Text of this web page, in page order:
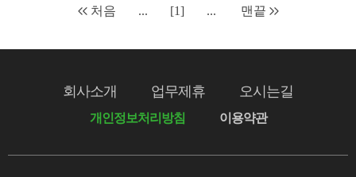
처음 ... [1] ... 맨끝
회사소개 업무제휴 오시는길
개인정보처리방침 이용약관